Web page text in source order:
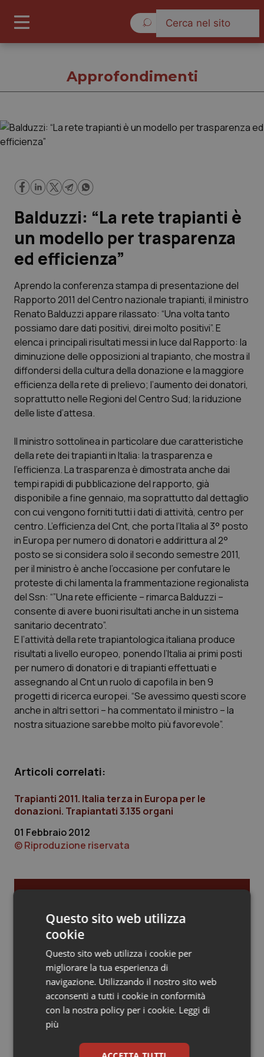
Governo e Parlamento
Regioni e Asl
Lavoro e Professioni
Scienza e Farmaci
Studi e Analisi
Lettere al direttore
Edizioni Regionali
QS Pro
Professionisti Sanitari.AI
Abruzzo
Basilicata
Calabria
Campania
Emilia-Romagna
Friuli Venezia Giulia
Lazio
Liguria
Lombardia
Piemonte
Provincia Autonoma di Bolzano
Sardegna
Sicilia
Toscana
Umbria
QS Pro Gold
Artrite & artrosi
Asma & BPCO
Car-T
Colesterolo & coronaropatie
Dermatite Atopica
Diabete & glucometri
Disturbi dell’umore
Dolore
HIV
Infezioni & Febbre
Malattia di Crohn & Rettocolite Ulcerosa
Neuroscienze & patologie neurodegenerative
Obesità
Oftalmologia
QS Club Newsletter
Approfondimenti
Balduzzi: “La rete trapianti è
un modello per trasparenza
ed efficienza”
Aprendo la conferenza stampa di presentazione del
Rapporto 2011 del Centro nazionale trapianti, il ministro
Renato Balduzzi appare rilassato: “Una volta tanto
possiamo dare dati positivi, direi molto positivi”. E
elenca i principali risultati messi in luce dal Rapporto: la
diminuzione delle opposizioni al trapianto, che mostra il
diffondersi della cultura della donazione e la maggiore
efficienza della rete di prelievo; l’aumento dei donatori,
soprattutto nelle Regioni del Centro Sud; la riduzione
delle liste d’attesa.
Il ministro sottolinea in particolare due caratteristiche
della rete dei trapianti in Italia: la trasparenza e
l’efficienza. La trasparenza è dimostrata anche dai
tempi rapidi di pubblicazione del rapporto, già
disponibile a fine gennaio, ma soprattutto dal dettaglio
con cui vengono forniti tutti i dati di attività, centro per
centro. L’efficienza del Cnt, che porta l’Italia al 3° posto
in Europa per numero di donatori e addirittura al 2°
posto se si considera solo il secondo semestre 2011,
per il ministro è anche l’occasione per confutare le
proteste di chi lamenta la frammentazione regionalista
del Ssn: “”Una rete efficiente – rimarca Balduzzi –
consente di avere buoni risultati anche in un sistema
sanitario decentrato”.
E l’attività della rete trapiantologica italiana produce
risultati a livello europeo, ponendo l’Italia ai primi posti
per numero di donatori e di trapianti effettuati e
assegnando al Cnt un ruolo di capofila in ben 9
progetti di ricerca europei. “Se avessimo questi score
anche in altri settori – ha commentato il ministro – la
nostra situazione sarebbe molto più favorevole”.
Articoli correlati:
Trapianti 2011. Italia terza in Europa per le
donazioni. Trapiantati 3.135 organi
01 Febbraio 2012
© Riproduzione riservata
Gold
Cloud sanitario: infrastrutture,
compliance, GDPR e Risk management
Gestione dell'Ipertensione resistente:
dalle Linee Guida alle terapie innovative
Questo sito web utilizza
cookie
Questo sito web utilizza i cookie per
migliorare la tua esperienza di
navigazione. Utilizzando il nostro sito web
acconsenti a tutti i cookie in conformità
con la nostra policy per i cookie. Leggi di
più